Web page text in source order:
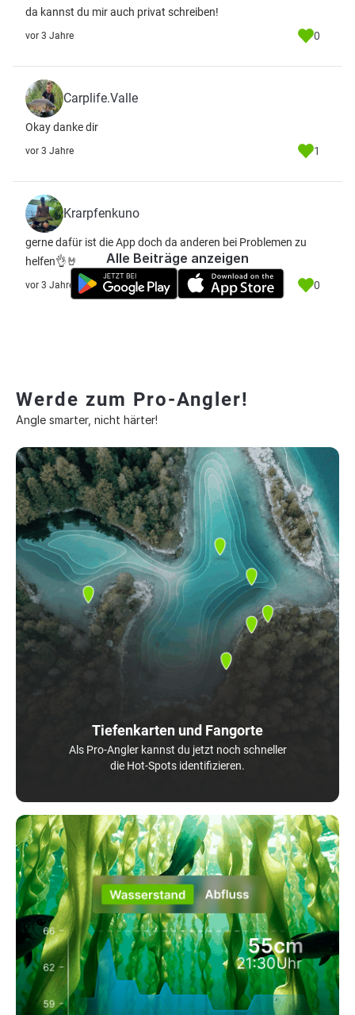
da kannst du mir auch privat schreiben!
vor 3 Jahre 0
Carplife.Valle
Okay danke dir
vor 3 Jahre 1
Krarpfenkuno
gerne dafür ist die App doch da anderen bei Problemen zu
helfen👌🤘
vor 3 Jahre 0
Alle Beiträge anzeigen
Werde zum Pro-Angler!
Angle smarter, nicht härter!
Tiefenkarten und Fangorte
Als Pro-Angler kannst du jetzt noch schneller
die Hot-Spots identifizieren.